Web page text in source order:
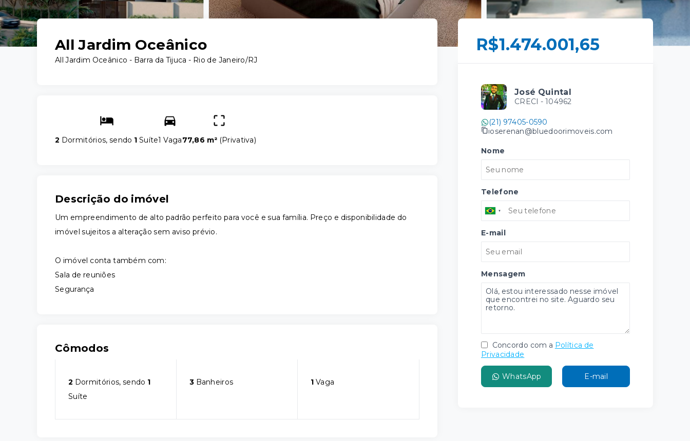
All Jardim Oceânico
All Jardim Oceânico - Barra da Tijuca - Rio de Janeiro/RJ
2 Dormitórios, sendo 1 Suíte1 Vaga77,86 m² (Privativa)
Descrição do imóvel
Um empreendimento de alto padrão perfeito para você e sua família. Preço e disponibilidade do
imóvel sujeitos a alteração sem aviso prévio.
O imóvel conta também com:
Sala de reuniões
Segurança
Cômodos
2 Dormitórios, sendo 1
Suíte
3Banheiros 1 Vaga
R$1.474.001,65
José Quintal
CRECI - 104962
(21) 97405-0590
joserenan@bluedoorimoveis.com
Nome
Telefone
E-mail
Mensagem
Concordo com a Política de
Privacidade
WhatsApp E-mail